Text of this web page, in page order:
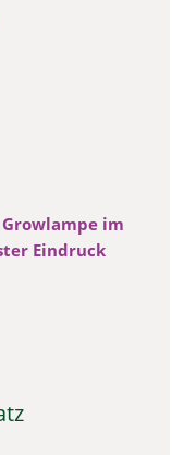
Growlampe im
Eindruck